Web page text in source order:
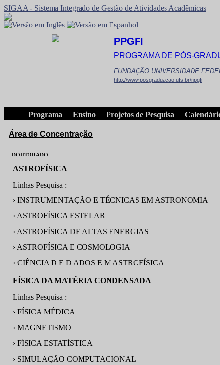
SIGAA - Sistema Integrado de Gestão de Atividades Acadêmicas
PPGFI
PROGRAMA DE PÓS-
FUNDAÇÃO UNIVERSIDADE
http://www.posgraduacao.ufs.br/npgfi
Programa Ensino Projetos de Pesquisa
Área de Concentração
DOUTORADO
ASTROFÍSICA
Linhas Pesquisa :
› INSTRUMENTAÇÃO E TÉCNICAS EM ASTRONOMIA
› ASTROFÍSICA ESTELAR
› ASTROFÍSICA DE ALTAS ENERGIAS
› ASTROFÍSICA E COSMOLOGIA
› CIÊNCIA D E D ADOS E M ASTROFÍSICA
FÍSICA DA MATÉRIA CONDENSADA
Linhas Pesquisa :
› FÍSICA MÉDICA
› MAGNETISMO
› FÍSICA ESTATÍSTICA
› SIMULAÇÃO COMPUTACIONAL